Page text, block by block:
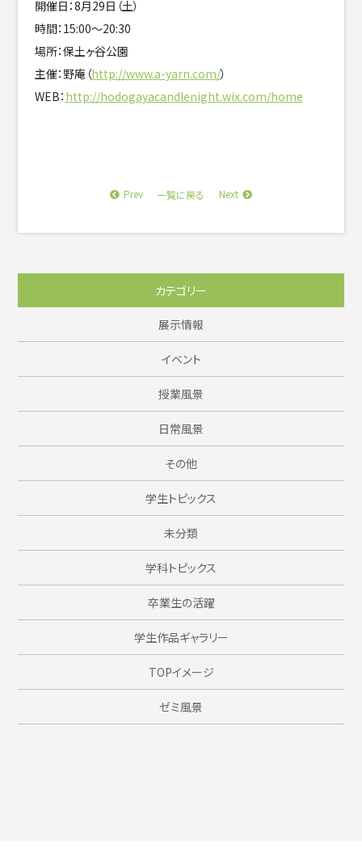
開催日：8月29日（土）
時間：15:00～20:30
場所：保土ヶ谷公園
主催：野庵（http://www.a-yarn.com/）
WEB： http://hodogayacandlenight.wix.com/home
Prev 一覧に戻る Next
カテゴリー
展示情報
イベント
授業風景
日常風景
その他
学生トピックス
未分類
学科トピックス
卒業生の活躍
学生作品ギャラリー
TOPイメージ
ゼミ風景